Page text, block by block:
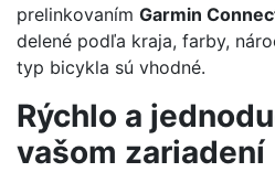
prelinkovaním Garmin
delené podľa kraja, farby,
typ bicykla sú vhodné.
Rýchlo a
vašom zariadení